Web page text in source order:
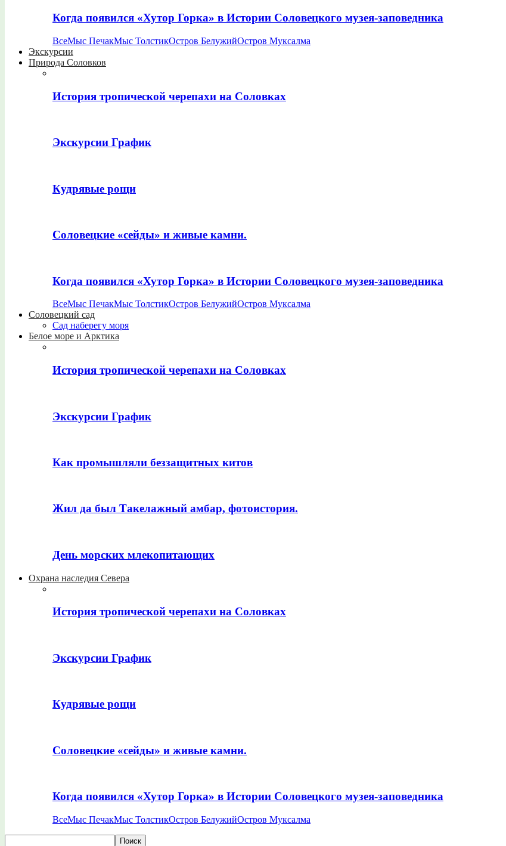
Когда появился «Хутор Горка» в Истории Соловецкого музея-заповедника
ВсеМыс ПечакМыс ТолстикОстров БелужийОстров Муксалма
Экскурсии
Природа Соловков
История тропической черепахи на Соловках
Экскурсии График
Кудрявые рощи
Соловецкие «сейды» и живые камни.
Когда появился «Хутор Горка» в Истории Соловецкого музея-заповедника
ВсеМыс ПечакМыс ТолстикОстров БелужийОстров Муксалма
Соловецкий сад
Сад наберегу моря
Белое море и Арктика
История тропической черепахи на Соловках
Экскурсии График
Как промышляли беззащитных китов
Жил да был Такелажный амбар, фотоистория.
День морских млекопитающих
Охрана наследия Севера
История тропической черепахи на Соловках
Экскурсии График
Кудрявые рощи
Соловецкие «сейды» и живые камни.
Когда появился «Хутор Горка» в Истории Соловецкого музея-заповедника
ВсеМыс ПечакМыс ТолстикОстров БелужийОстров Муксалма